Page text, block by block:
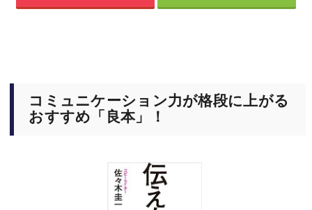
コミュニケーション力が格段に上がる
おすすめ「良本」！